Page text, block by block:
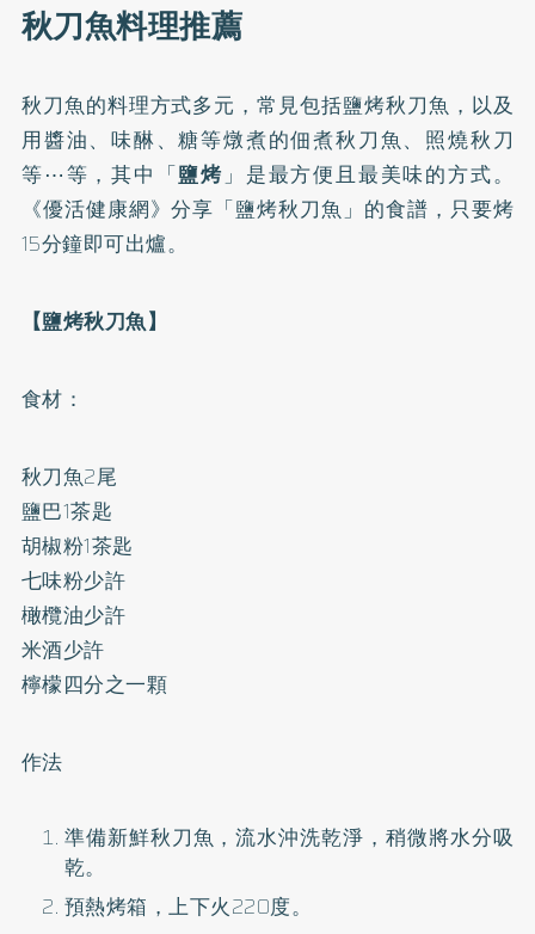
秋刀魚料理推薦
秋刀魚的料理方式多元，常見包括鹽烤秋刀魚，以及
用醬油、味醂、糖等燉煮的佃煮秋刀魚、照燒秋刀
等⋯等，其中「鹽烤」是最方便且最美味的方式。
《優活健康網》分享「鹽烤秋刀魚」的食譜，只要烤
15分鐘即可出爐。
【鹽烤秋刀魚】
食材：
秋刀魚2尾
鹽巴1茶匙
胡椒粉1茶匙
七味粉少許
橄欖油少許
米酒少許
檸檬四分之一顆
作法
準備新鮮秋刀魚，流水沖洗乾淨，稍微將水分吸
乾。
預熱烤箱，上下火220度。